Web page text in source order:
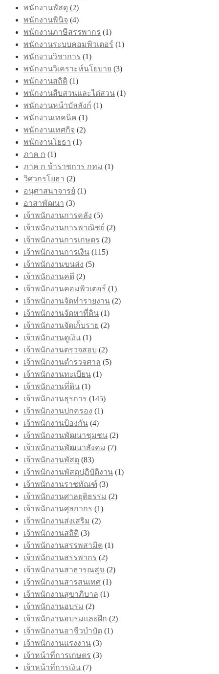
พนักงานพัสดุ (2)
พนักงานพินิจ (4)
พนักงานภาษีสรรพากร (1)
พนักงานระบบคอมพิวเตอร์ (1)
พนักงานวิชาการ (1)
พนักงานวิเคราะห์นโยบาย (3)
พนักงานสถิติ (1)
พนักงานสืบสวนและไต่สวน (1)
พนักงานหน้าบัลลังก์ (1)
พนักงานเทคนิค (1)
พนักงานเทศกิจ (2)
พนักงานโยธา (1)
ภาค ก (1)
ภาค ก ข้าราชการ กทม (1)
วิศวกรโยธา (2)
อนุศาสนาจารย์ (1)
อาสาพัฒนา (3)
เจ้าพนักงานการคลัง (5)
เจ้าพนักงานการพาณิชย์ (2)
เจ้าพนักงานการเกษตร (2)
เจ้าพนักงานการเงิน (115)
เจ้าพนักงานขนส่ง (5)
เจ้าพนักงานคดี (2)
เจ้าพนักงานคอมพิวเตอร์ (1)
เจ้าพนักงานจัดทำรายงาน (2)
เจ้าพนักงานจัดหาที่ดิน (1)
เจ้าพนักงานจัดเก็บราย (2)
เจ้าพนักงานดูเงิน (1)
เจ้าพนักงานตรวจสอบ (2)
เจ้าพนักงานตำรวจศาล (5)
เจ้าพนักงานทะเบียน (1)
เจ้าพนักงานที่ดิน (1)
เจ้าพนักงานธุรการ (145)
เจ้าพนักงานปกครอง (1)
เจ้าพนักงานป้องกัน (4)
เจ้าพนักงานพัฒนาชุมชน (2)
เจ้าพนักงานพัฒนาสังคม (7)
เจ้าพนักงานพัสดุ (83)
เจ้าพนักงานพัสดุปฏิบัติงาน (1)
เจ้าพนักงานราชทัณฑ์ (3)
เจ้าพนักงานศาลยุติธรรม (2)
เจ้าพนักงานศุลกากร (1)
เจ้าพนักงานส่งเสริม (2)
เจ้าพนักงานสถิติ (3)
เจ้าพนักงานสรรพสามิต (1)
เจ้าพนักงานสรรพากร (2)
เจ้าพนักงานสาธารณสุข (2)
เจ้าพนักงานสารสนเทศ (1)
เจ้าพนักงานสุขาภิบาล (1)
เจ้าพนักงานอบรม (2)
เจ้าพนักงานอบรมและฝึก (2)
เจ้าพนักงานอาชีวบำบัด (1)
เจ้าพนักงานแรงงาน (3)
เจ้าหน้าที่การเกษตร (3)
เจ้าหน้าที่การเงิน (7)